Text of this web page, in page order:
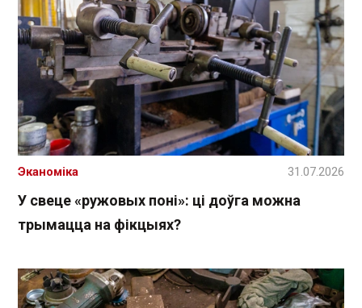
У свеце «ружовых поні»: ці доўга можна
трымацца на фікцыях?
Эканоміка 31.07.2026